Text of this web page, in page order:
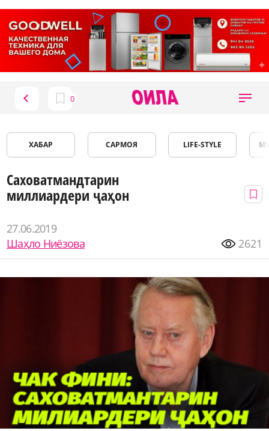
ХАБАР САРМОЯ LIFE-STYLE
Саховатмандтарин
миллиардери ҷаҳон
27.06.2019
Шаҳло Ниёзова
2621